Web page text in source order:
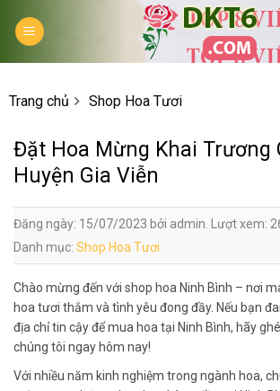
Trang chủ Shop Hoa Tươi
Đặt Hoa Mừng Khai Trương
Huyện Gia Viễn
Đăng ngày: 15/07/2023 bởi admin. Lượt xem:
Danh mục: Shop Hoa Tươi
Chào mừng đến với shop hoa Ninh Bình – nơi
hoa tươi thắm và tình yêu đong đầy. Nếu bạn
địa chỉ tin cậy để mua hoa tại Ninh Bình, hãy
chúng tôi ngay hôm nay!
Với nhiều năm kinh nghiệm trong ngành hoa,